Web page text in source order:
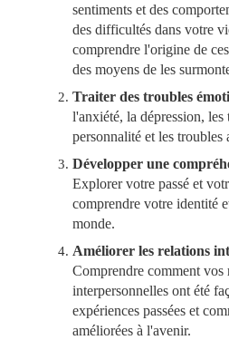
sentiments et des
des difficultés dans votre
comprendre l'origine de
des moyens de les
Traiter des troubles
l'anxiété, la dépression, les
personnalité et les troubles
Développer une
Explorer votre passé et
comprendre votre identité
monde.
Améliorer les relations
Comprendre comment vos
interpersonnelles ont été
expériences passées et
améliorées à l'avenir.